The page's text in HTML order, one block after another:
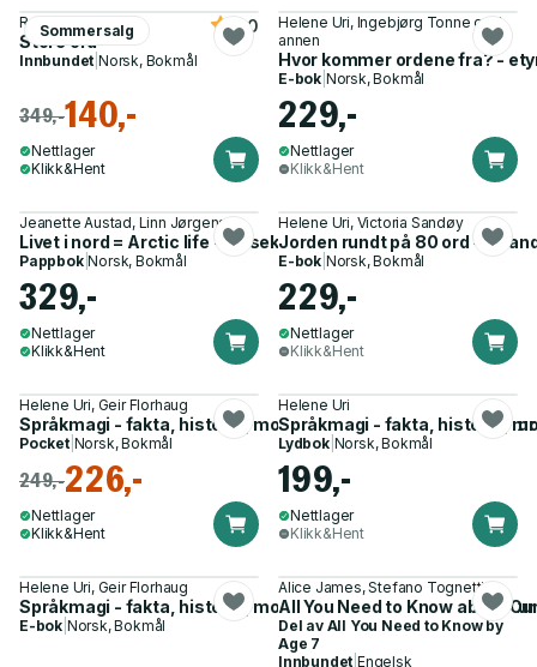
Sommersalg
Ronny Haugeland
Store ord
5.0
Innbundet |Norsk, Bokmål
349,-140,-
Nettlager
Klikk&Hent
Helene Uri, Ingebjørg Tonne og 1
annen
Hvor kommer ordene fra? -
E-bok Norsk, Bokmål
229,-
Nettlager
Klikk&Hent
Jeanette Austad, Linn Jørgensen
Livet i nord = Arctic life - på seks språk = in six languages
Pappbok|Norsk, Bokmål
329,-
Nettlager
Klikk&Hent
Helene Uri, Victoria Sandøy
Jorden rundt på 80 ord - og
E-bok Norsk, Bokmål
229,-
Nettlager
Klikk&Hent
Helene Uri, Geir Florhaug
Språkmagi - fakta, historie, moro, kunnskap, grammatikk,
Pocket| Norsk, Bokmål
249,-226,-
Nettlager
Klikk&Hent
Helene Uri
Språkmagi - fakta, historie,
Lydbok| Norsk, Bokmål
199,-
Nettlager
Klikk&Hent
Helene Uri, Geir Florhaug
Språkmagi - fakta, historie, moro, kunnskap, grammatikk,
E-bok Norsk, Bokmål
Alice James, Stefano Tognetti
All You Need to Know about
Del av All You Need to Know by
Age 7
Innbundet |Engelsk